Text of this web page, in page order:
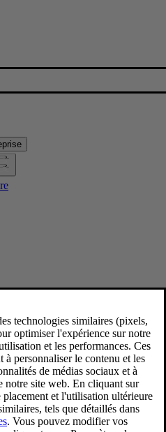
Counsel
Officer